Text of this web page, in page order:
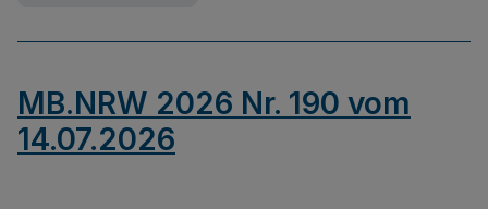
MB.NRW 2026 Nr. 190 vom
14.07.2026